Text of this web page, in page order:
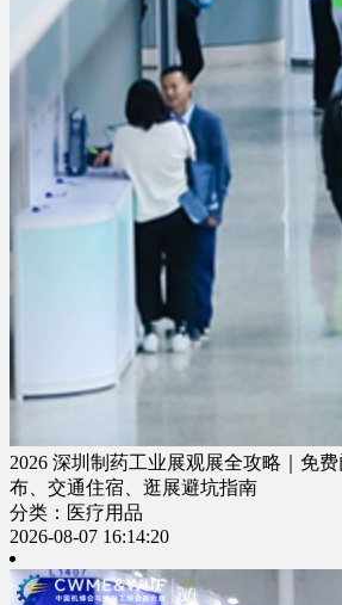
2026 深圳制药工业展观展全攻略｜免
布、交通住宿、逛展避坑指南
分类：医疗用品
2026-08-07 16:14:20